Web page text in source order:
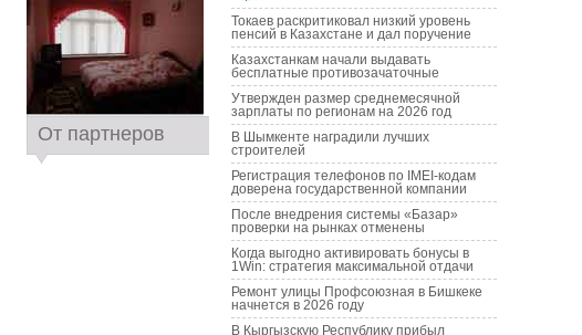
От партнеров
Токаев раскритиковал низкий уровень
пенсий в Казахстане и дал поручение
Казахстанкам начали выдавать
бесплатные противозачаточные
Утвержден размер среднемесячной
зарплаты по регионам на 2026 год
В Шымкенте наградили лучших
строителей
Регистрация телефонов по IMEI-кодам
доверена государственной компании
После внедрения системы «Базар»
проверки на рынках отменены
Когда выгодно активировать бонусы в
1Win: стратегия максимальной отдачи
Ремонт улицы Профсоюзная в Бишкеке
начнется в 2026 году
В Кыргызскую Республику прибыл